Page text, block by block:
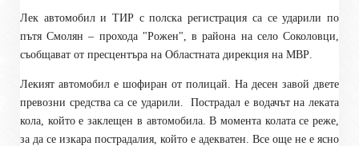
Лек автомобил и ТИР с полска регистрация са се ударили по
пътя Смолян – прохода "Рожен", в района на село Соколовци
съобщават от пресцентъра на Областната дирекция на МВР
Лекият автомобил е шофиран от полицай. На десен завой двете
превозни средства са се ударили.
Пострадал е водачът на леката
кола , който е заклещен в автомобила. В момента колата се реже,
за да се изкара пострадалия, който е адекватен. Все още не е ясно